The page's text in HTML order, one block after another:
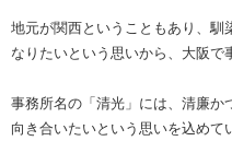
地元が関西ということもあり、馴
なりたいという思いから、大阪で
事務所名の「清光」には、清廉か
向き合いたいという思いを込めて